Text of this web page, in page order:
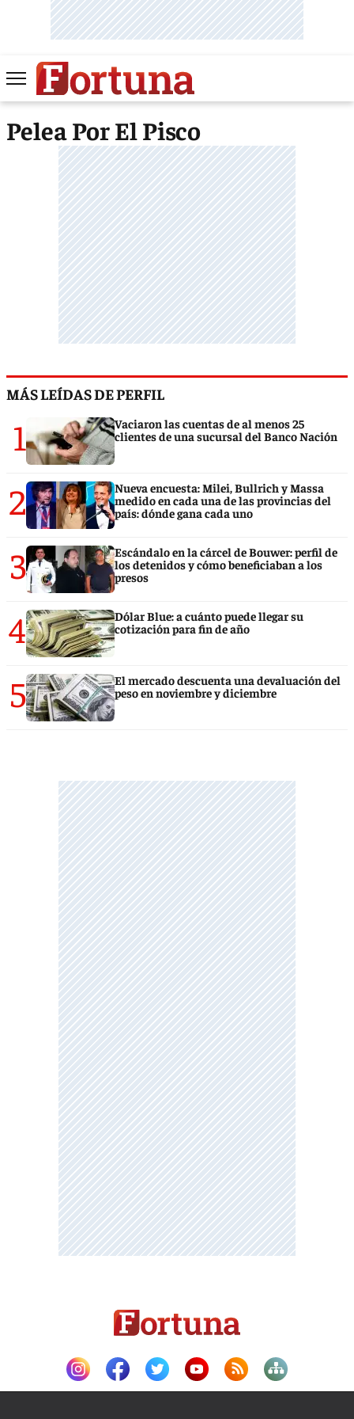
Pelea Por El Pisco
MÁS LEÍDAS DE PERFIL
1
Vaciaron las cuentas de al menos 25
clientes de una sucursal del Banco Nación
2
Nueva encuesta: Milei, Bullrich y Massa
medido en cada una de las provincias del
país: dónde gana cada uno
3
Escándalo en la cárcel de Bouwer: perfil de
los detenidos y cómo beneficiaban a los
presos
4
Dólar Blue: a cuánto puede llegar su
cotización para fin de año
5
El mercado descuenta una devaluación del
peso en noviembre y diciembre